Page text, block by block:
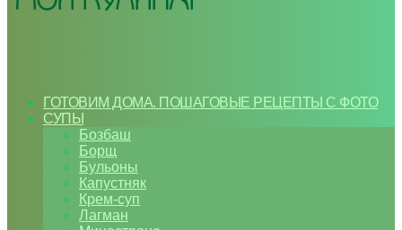
ГОТОВИМ ДОМА. ПОШАГОВЫЕ РЕЦЕПТЫ С ФОТО
СУПЫ
Бозбаш
Борщ
Бульоны
Капустняк
Крем-суп
Лагман